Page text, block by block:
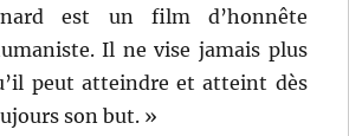
est un film d’honnête
Il ne vise jamais plus
peut atteindre et atteint dès
son but. »